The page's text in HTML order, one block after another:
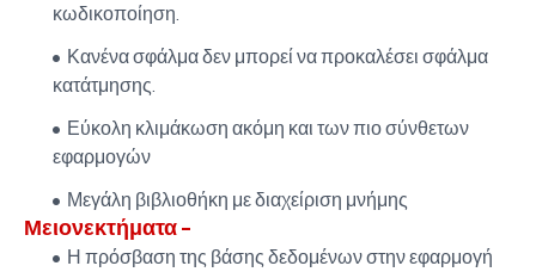
κωδικοποίηση.
Κανένα σφάλμα δεν μπορεί να προκαλέσει σφάλμα
κατάτμησης.
Εύκολη κλιμάκωση ακόμη και των πιο σύνθετων
εφαρμογών
Μεγάλη βιβλιοθήκη με διαχείριση μνήμης
Μειονεκτήματα -
Η πρόσβαση της βάσης δεδομένων στην εφαρμογή